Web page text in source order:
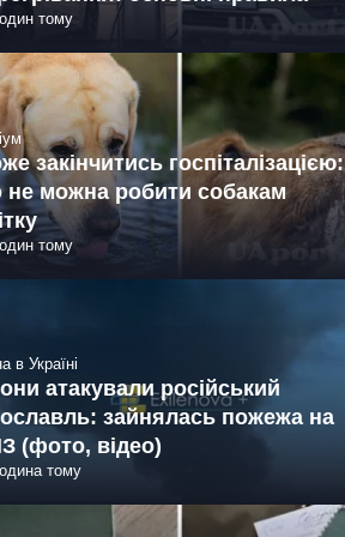
тому
закінчитись госпіталізацією:
можна робити собакам
тому
в Україні
атакували російський
зайнялась пожежа на
(фото, відео)
тому